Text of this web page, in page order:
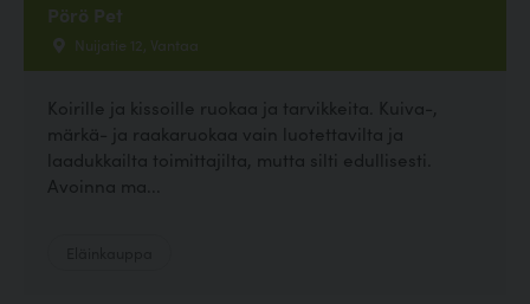
Pörö Pet
Nuijatie 12, Vantaa
Koirille ja kissoille ruokaa ja tarvikkeita. Kuiva-,
märkä- ja raakaruokaa vain luotettavilta ja
laadukkailta toimittajilta, mutta silti edullisesti.
Avoinna ma...